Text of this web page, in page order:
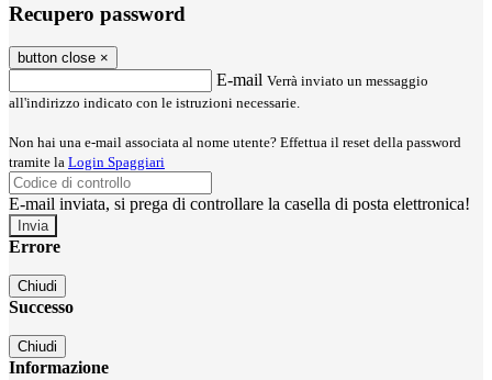
Recupero password
button close ×
E-mail Verrà inviato un messaggio
all'indirizzo indicato con le istruzioni necessarie.
Non hai una e-mail associata al nome utente? Effettua il reset della password
tramite la Login Spaggiari
E-mail inviata, si prega di controllare la casella di posta elettronica!
Errore
Chiudi
Successo
Chiudi
Informazione